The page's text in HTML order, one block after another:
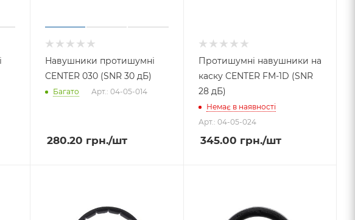
Навушники протишумні
CENTER 030 (SNR 30 дБ)
Багато Арт.: 04-05-014
280.20 грн./шт
Протишумні навушники на
каску CENTER FM-1D (SNR
28 дБ)
Немає в наявності
Арт.: 04-05-024
345.00 грн./шт